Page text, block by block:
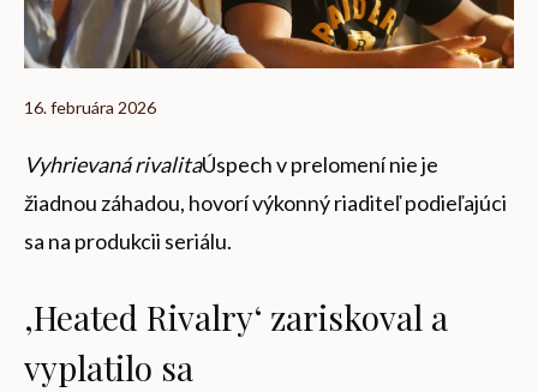
16. februára 2026
Vyhrievaná rivalitaÚspech v prelomení nie je
žiadnou záhadou, hovorí výkonný riaditeľ podieľajúci
sa na produkcii seriálu.
‚Heated Rivalry‘ zariskoval a
vyplatilo sa